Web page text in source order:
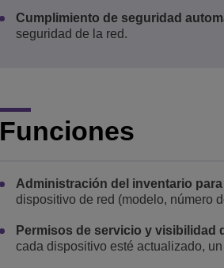
Cumplimiento de seguridad
seguridad de la red.
Funciones
Administración del inventario
dispositivo de red (modelo, número
Permisos de servicio y visibilidad
cada dispositivo esté actualizado,